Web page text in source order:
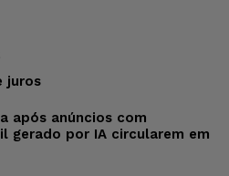
juros
após anúncios com
gerado por IA circularem em